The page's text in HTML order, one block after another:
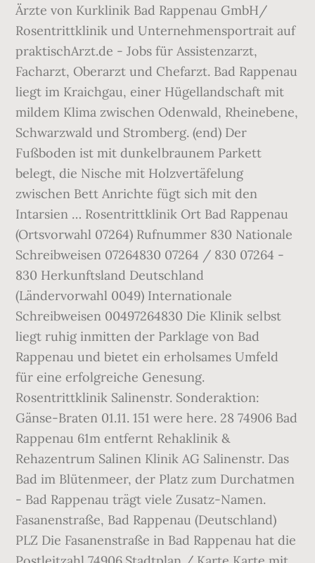
Ärzte von Kurklinik Bad Rappenau GmbH/
Rosentrittklinik und Unternehmensportrait auf
‎praktischArzt.de - Jobs für Assistenzarzt,
Facharzt, Oberarzt und Chefarzt. Bad Rappenau
liegt im Kraichgau, einer Hügellandschaft mit
mildem Klima zwischen Odenwald, Rheinebene,
Schwarzwald und Stromberg. (end) Der
Fußboden ist mit dunkelbraunem Parkett
belegt, die Nische mit Holzvertäfelung
zwischen Bett Anrichte fügt sich mit den
Intarsien … Rosentrittklinik Ort Bad Rappenau
(Ortsvorwahl 07264) Rufnummer 830 Nationale
Schreibweisen 07264830 07264 / 830 07264 -
830 Herkunftsland Deutschland
(Ländervorwahl 0049) Internationale
Schreibweisen 00497264830 Die Klinik selbst
liegt ruhig inmitten der Parklage von Bad
Rappenau und bietet ein erholsames Umfeld
für eine erfolgreiche Genesung.
Rosentrittklinik Salinenstr. Sonderaktion:
Gänse-Braten 01.11. 151 were here. 28 74906 Bad
Rappenau 61m entfernt Rehaklinik &
Rehazentrum Salinen Klinik AG Salinenstr. Das
Bad im Blütenmeer, der Platz zum Durchatmen
- Bad Rappenau trägt viele Zusatz-Namen.
Fasanenstraße, Bad Rappenau (Deutschland)
PLZ Die Fasanenstraße in Bad Rappenau hat die